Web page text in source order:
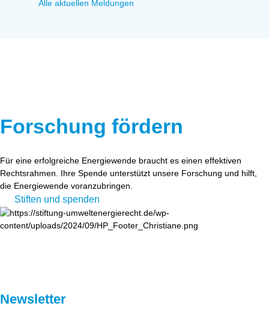
Alle aktuellen Meldungen
Forschung fördern
Für eine erfolgreiche Energiewende braucht es einen effektiven
Rechtsrahmen. Ihre Spende unterstützt unsere Forschung und hilft,
die Energiewende voranzubringen.
Stiften und spenden
Newsletter